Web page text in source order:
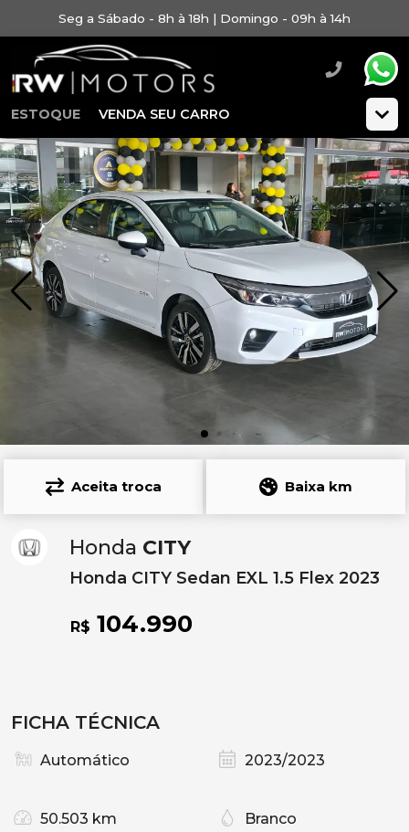
Seg a Sábado - 8h à 18h | Domingo - 09h à 14h
ESTOQUE VENDA SEU CARRO
Aceita troca Baixa km
Honda CITY
Honda CITY Sedan EXL 1.5 Flex 2023
R$ 104.990
FICHA TÉCNICA
Automático 2023/2023
50.503 km Branco